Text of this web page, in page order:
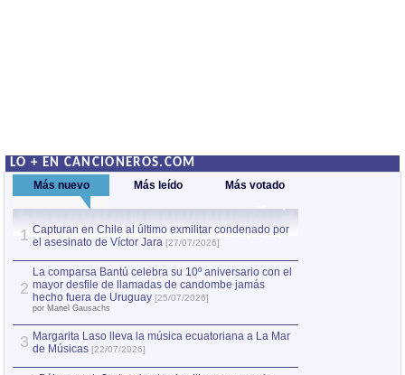
LO + EN CANCIONEROS.COM
Más nuevo Más leído Más votado
1 Capturan en Chile al último exmilitar condenado por
el asesinato de Víctor Jara [27/07/2026]
2
La comparsa Bantú celebra su 10º aniversario con el
mayor desfile de llamadas de candombe jamás
hecho fuera de Uruguay [25/07/2026]
por Manel Gausachs
3 Margarita Laso lleva la música ecuatoriana a La Mar
de Músicas [22/07/2026]